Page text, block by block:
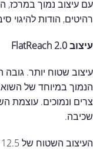
עם עיצוב נמוך במרכז,
רהיטים, הודות להיגוי סיבובי של 70 מעלות
עיצוב FlatReach 2.0
הנמוך במיוחד של
צרים ונמוכים.
שכיבה.